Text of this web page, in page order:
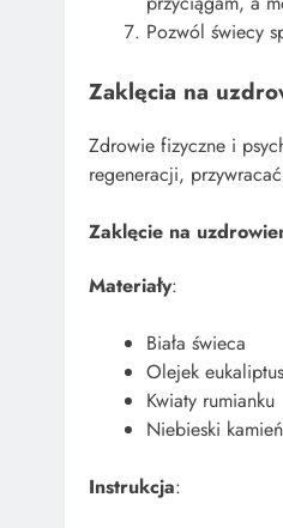
Pozwól świecy
Zaklęcia na
Zdrowie fizyczne i
regeneracji,
Zaklęcie na
Materiały:
Biała świeca
Olejek
Kwiaty rumianku
Niebieski
Instrukcja: